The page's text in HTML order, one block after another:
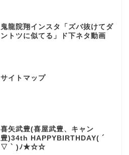
鬼龍院翔インスタ「ズバ抜けてダ
ントツに似てる」ド下ネタ動画
サイトマップ
喜矢武豊(喜屋武豊、キャン
豊)34th HAPPYBIRTHDAY( ´
▽ ` )ﾉ★☆☆